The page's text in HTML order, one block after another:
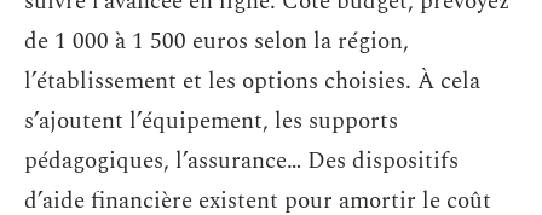
de 1 000 à 1 500 euros selon la région,
l’établissement et les options choisies. À cela
s’ajoutent l’équipement, les supports
pédagogiques, l’assurance… Des dispositifs
d’aide financière existent pour amortir le coût